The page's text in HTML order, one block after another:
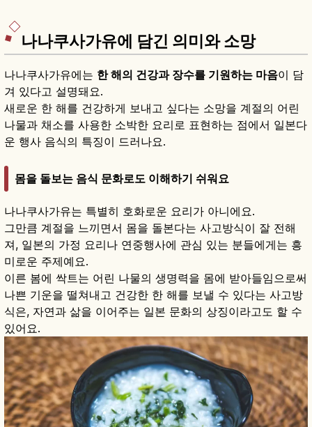
나나쿠사가유에 담긴 의미와 소망
나나쿠사가유에는 한 해의 건강과 장수를 기원하는 마음이 담
겨 있다고 설명돼요.
새로운 한 해를 건강하게 보내고 싶다는 소망을 계절의 어린
나물과 채소를 사용한 소박한 요리로 표현하는 점에서 일본다
운 행사 음식의 특징이 드러나요.
몸을 돌보는 음식 문화로도 이해하기 쉬워요
나나쿠사가유는 특별히 호화로운 요리가 아니에요.
그만큼 계절을 느끼면서 몸을 돌본다는 사고방식이 잘 전해
져, 일본의 가정 요리나 연중행사에 관심 있는 분들에게는 흥
미로운 주제예요.
이른 봄에 싹트는 어린 나물의 생명력을 몸에 받아들임으로써
나쁜 기운을 떨쳐내고 건강한 한 해를 보낼 수 있다는 사고방
식은, 자연과 삶을 이어주는 일본 문화의 상징이라고도 할 수
있어요.